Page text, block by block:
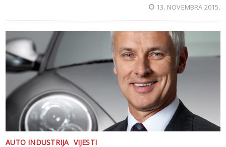
13. NOVEMBRA 2015.
AUTO INDUSTRIJA VIJESTI